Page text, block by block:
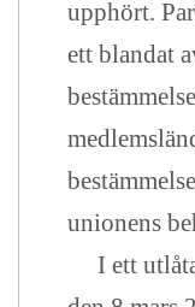
upphört.
ett blandat
unionens
I ett